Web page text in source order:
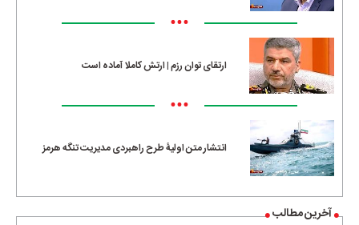
•••
ارتقای توان رزم | ارتش کاملا آماده است
•••
انتشار متن اولیۀ طرح راهبردی مدیریت تنگه هرمز
آخرین مطالب